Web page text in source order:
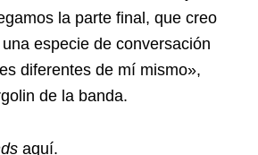
la parte final, que creo
especie de conversación
diferentes de mí mismo»,
de la banda.
aquí.